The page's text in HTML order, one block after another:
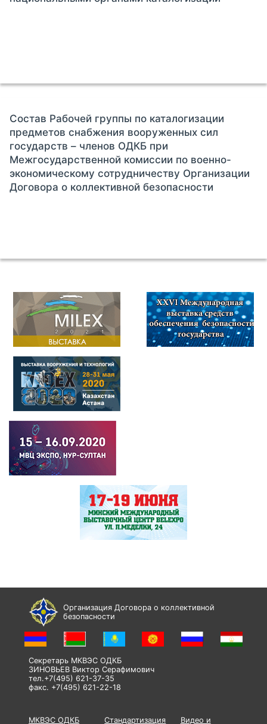
Состав Рабочей группы по каталогизации
предметов снабжения вооруженных сил
государств – членов ОДКБ при
Межгосударственной комиссии по военно-
экономическому сотрудничеству Организации
Договора о коллективной безопасности
Организация Договора о коллективной
безопасности
Секретарь МКВЭС ОДКБ
ЗИНОВЬЕВ Виктор Серафимович
тел.+7(495) 621-37-35
факс. +7(495) 621-22-18
МКВЭС ОДКБ Стандартизация Видео и